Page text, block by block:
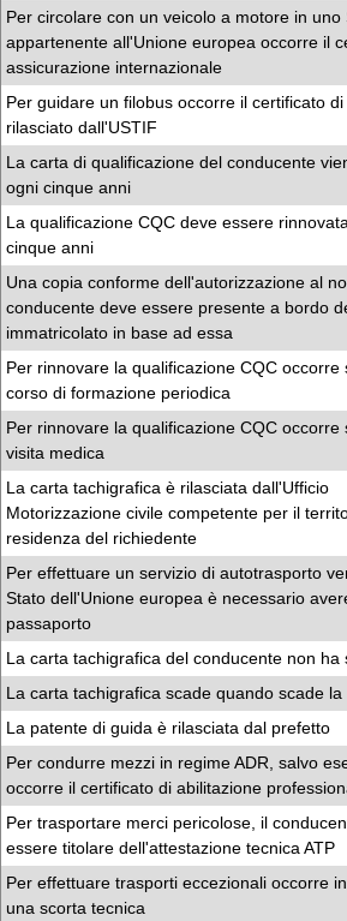
Per circolare con un veicolo a motore in uno
appartenente all'Unione europea occorre il
assicurazione internazionale
Per guidare un filobus occorre il certificato di
rilasciato dall'USTIF
La carta di qualificazione del conducente
ogni cinque anni
La qualificazione CQC deve essere
cinque anni
Una copia conforme dell'autorizzazione al
conducente deve essere presente a bordo
immatricolato in base ad essa
Per rinnovare la qualificazione CQC occorre
corso di formazione periodica
Per rinnovare la qualificazione CQC occorre
visita medica
La carta tachigrafica è rilasciata dall'Ufficio
Motorizzazione civile competente per il
residenza del richiedente
Per effettuare un servizio di autotrasporto
Stato dell'Unione europea è necessario
passaporto
La carta tachigrafica del conducente non ha
La carta tachigrafica scade quando scade la
La patente di guida è rilasciata dal prefetto
Per condurre mezzi in regime ADR, salvo
occorre il certificato di abilitazione
Per trasportare merci pericolose, il
essere titolare dell'attestazione tecnica ATP
Per effettuare trasporti eccezionali occorre
una scorta tecnica